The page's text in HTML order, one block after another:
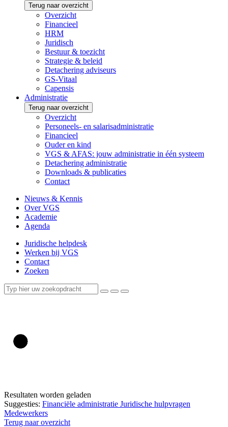
Terug naar overzicht
Overzicht
Financieel
HRM
Juridisch
Bestuur & toezicht
Strategie & beleid
Detachering adviseurs
GS-Vitaal
Capensis
Administratie
Terug naar overzicht
Overzicht
Personeels- en salarisadministratie
Financieel
Ouder en kind
VGS & AFAS: jouw administratie in één systeem
Detachering administratie
Downloads & publicaties
Contact
Nieuws & Kennis
Over VGS
Academie
Agenda
Juridische helpdesk
Werken bij VGS
Contact
Zoeken
Resultaten worden geladen
Suggesties: Financiële administratie Juridische hulpvragen
Medewerkers
Terug naar overzicht